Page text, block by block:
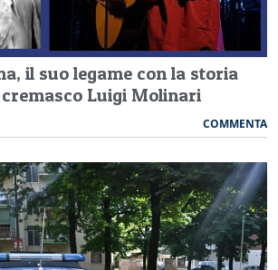
il suo legame con la storia
cremasco Luigi Molinari
COMMENTA